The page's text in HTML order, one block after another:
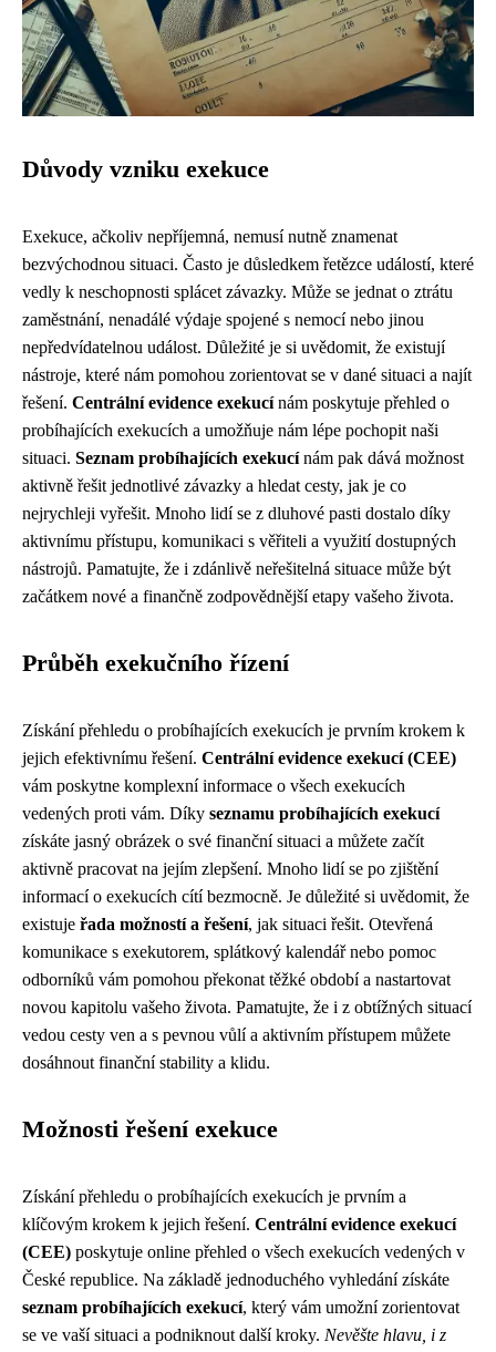
Důvody vzniku exekuce
Exekuce, ačkoliv nepříjemná, nemusí nutně znamenat
bezvýchodnou situaci. Často je důsledkem řetězce událostí, které
vedly k neschopnosti splácet závazky. Může se jednat o ztrátu
zaměstnání, nenadálé výdaje spojené s nemocí nebo jinou
nepředvídatelnou událost. Důležité je si uvědomit, že existují
nástroje, které nám pomohou zorientovat se v dané situaci a najít
řešení. Centrální evidence exekucínám poskytuje přehled o
probíhajících exekucích a umožňuje nám lépe pochopit naši
situaci. Seznam probíhajících exekucínám pak dává možnost
aktivně řešit jednotlivé závazky a hledat cesty, jak je co
nejrychleji vyřešit. Mnoho lidí se z dluhové pasti dostalo díky
aktivnímu přístupu, komunikaci s věřiteli a využití dostupných
nástrojů. Pamatujte, že i zdánlivě neřešitelná situace může být
začátkem nové a finančně zodpovědnější etapy vašeho života.
Průběh exekučního řízení
Získání přehledu o probíhajících exekucích je prvním krokem k
jejich efektivnímu řešení. Centrální evidence exekucí (CEE)
vám poskytne komplexní informace o všech exekucích
vedených proti vám. Díky seznamu probíhajících exekucí
získáte jasný obrázek o své finanční situaci a můžete začít
aktivně pracovat na jejím zlepšení. Mnoho lidí se po zjištění
informací o exekucích cítí bezmocně. Je důležité si uvědomit, že
existuje řada možností a řešení, jak situaci řešit. Otevřená
komunikace s exekutorem, splátkový kalendář nebo pomoc
odborníků vám pomohou překonat těžké období a nastartovat
novou kapitolu vašeho života. Pamatujte, že i z obtížných situací
vedou cesty ven a s pevnou vůlí a aktivním přístupem můžete
dosáhnout finanční stability a klidu.
Možnosti řešení exekuce
Získání přehledu o probíhajících exekucích je prvním a
klíčovým krokem k jejich řešení. Centrální evidence exekucí
(CEE) poskytuje online přehled o všech exekucích vedených v
České republice. Na základě jednoduchého vyhledání získáte
seznam probíhajících exekucí, který vám umožní zorientovat
se ve vaší situaci a podniknout další kroky. Nevěšte hlavu, i z